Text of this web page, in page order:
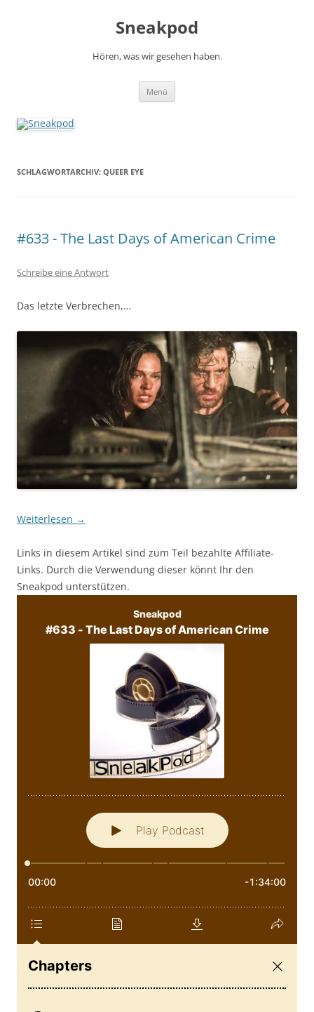
Sneakpod
Hören, was wir gesehen haben.
Menü
SCHLAGWORTARCHIV: QUEER EYE
#633 - The Last Days of American Crime
Schreibe eine Antwort
Das letzte Verbrechen,…
Weiterlesen →
Links in diesem Artikel sind zum Teil bezahlte Affiliate-
Links. Durch die Verwendung dieser könnt Ihr den
Sneakpod unterstützen.